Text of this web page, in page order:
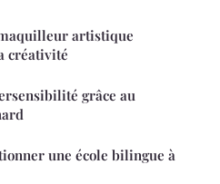
artistique
créativité
grâce au
une école bilingue à